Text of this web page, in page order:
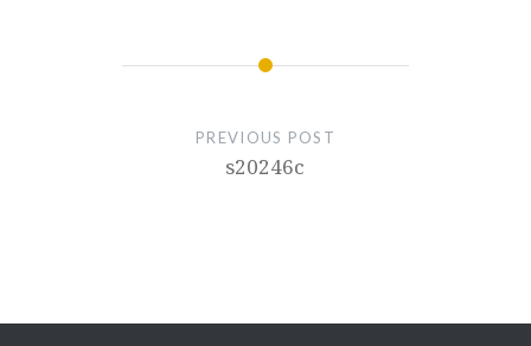
PREVIOUS POST
s20246c